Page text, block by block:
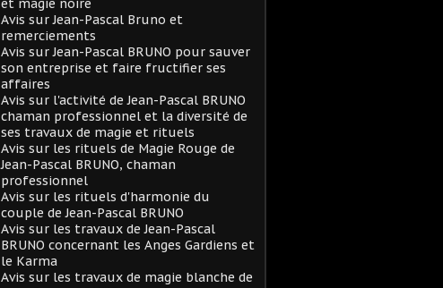
et magie noire
Avis sur Jean-Pascal Bruno et
remerciements
Avis sur Jean-Pascal BRUNO pour sauver
son entreprise et faire fructifier ses
affaires
Avis sur l'activité de Jean-Pascal BRUNO
chaman professionnel et la diversité de
ses travaux de magie et rituels
Avis sur les rituels de Magie Rouge de
Jean-Pascal BRUNO, chaman
professionnel
Avis sur les rituels d'harmonie du
couple de Jean-Pascal BRUNO
Avis sur les travaux de Jean-Pascal
BRUNO concernant les Anges Gardiens et
le Karma
Avis sur les travaux de magie blanche de